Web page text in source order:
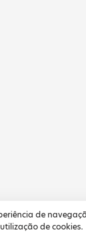
de
de cookies.
Política de